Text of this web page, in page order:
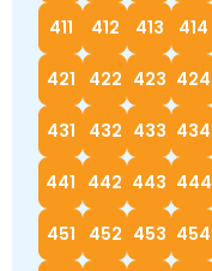
411 412 413 414
421 422 423 424
431 432 433 434
441 442 443 444
451 452 453 454